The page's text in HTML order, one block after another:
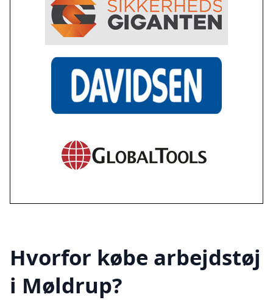
Hvorfor købe arbejdstøj
i Møldrup?